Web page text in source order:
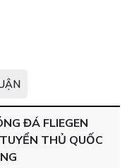
ĐÁ FLIEGEN
THỦ QUỐC